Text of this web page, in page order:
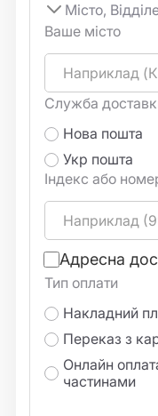
Місто,
Ваше місто
Служба
Нова пошта
Укр пошта
Індекс або
Адресна
Тип оплати
Накладний
Переказ з
Онлайн
частинами